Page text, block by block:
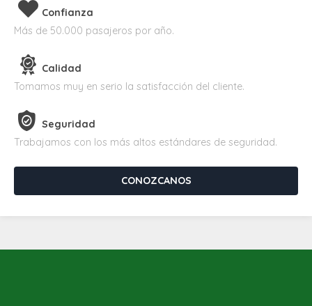
Confianza
Más de 50.000 pasajeros por año.
Calidad
Tomamos muy en serio la satisfacción del cliente.
Seguridad
Trabajamos con los más altos estándares de seguridad.
CONOZCANOS